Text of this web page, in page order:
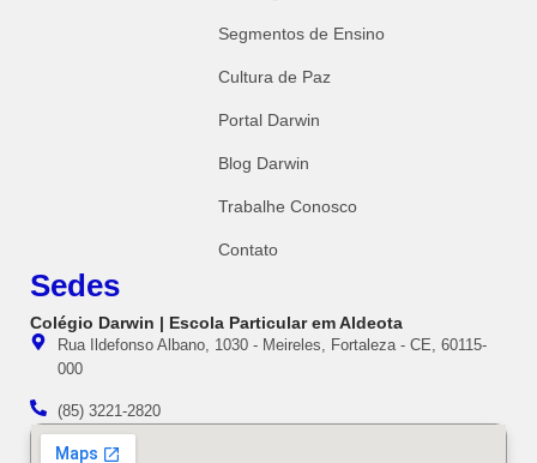
Segmentos de Ensino
Cultura de Paz
Portal Darwin
Blog Darwin
Trabalhe Conosco
Contato
Sedes
Colégio Darwin | Escola Particular em Aldeota
Rua Ildefonso Albano, 1030 - Meireles, Fortaleza - CE, 60115-
000
(85) 3221-2820